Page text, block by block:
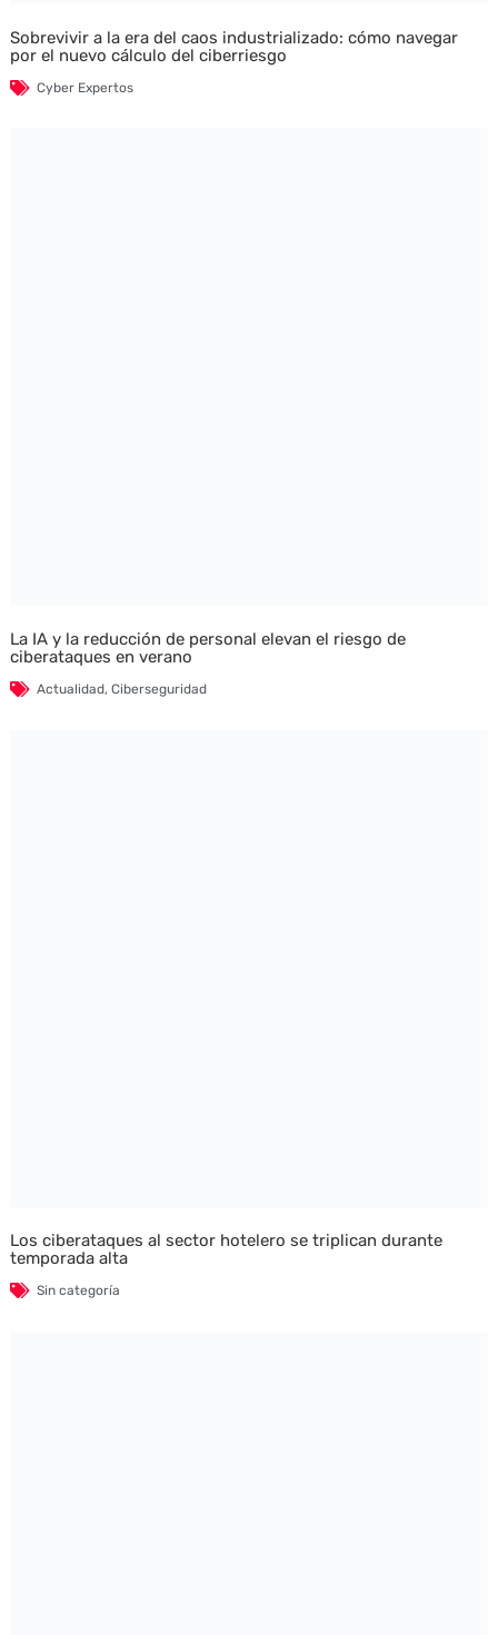
Sobrevivir a la era del caos industrializado: cómo navegar
por el nuevo cálculo del ciberriesgo
Cyber Expertos
La IA y la reducción de personal elevan el riesgo de
ciberataques en verano
Actualidad, Ciberseguridad
Los ciberataques al sector hotelero se triplican durante
temporada alta
Sin categoría